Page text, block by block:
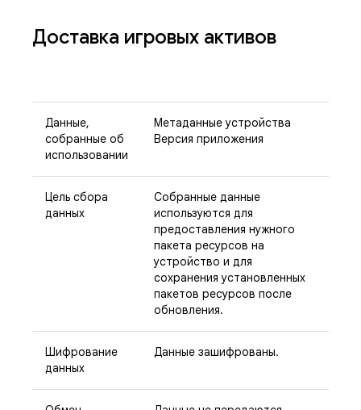
Доставка игровых активов
Данные,
собранные об
использовании
Метаданные устройства
Версия приложения
Цель сбора
данных
Собранные данные
используются для
предоставления нужного
пакета ресурсов на
устройство и для
сохранения установленных
пакетов ресурсов после
обновления.
Шифрование
данных
Данные зашифрованы.